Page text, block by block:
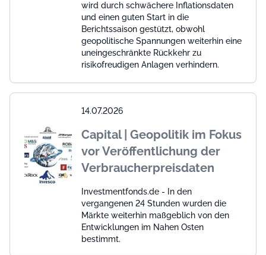
wird durch schwächere Inflationsdaten
und einen guten Start in die
Berichtssaison gestützt, obwohl
geopolitische Spannungen weiterhin eine
uneingeschränkte Rückkehr zu
risikofreudigen Anlagen verhindern.
14.07.2026
Capital | Geopolitik im Fokus
vor Veröffentlichung der
Verbraucherpreisdaten
Investmentfonds.de - In den
vergangenen 24 Stunden wurden die
Märkte weiterhin maßgeblich von den
Entwicklungen im Nahen Osten
bestimmt.